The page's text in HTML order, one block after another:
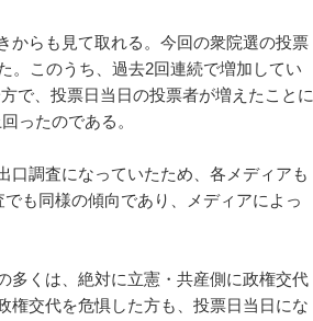
からも見て取れる。今回の衆院選の投票
。このうち、過去2回連続で増加してい
で、投票日当日の投票者が増えたことに
ったのである。
口調査になっていたため、各メディアも
も同様の傾向であり、メディアによっ
多くは、絶対に立憲・共産側に政権交代
権交代を危惧した方も、投票日当日にな